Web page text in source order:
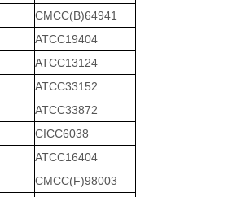
CMCC(B)64941
ATCC19404
ATCC13124
ATCC33152
ATCC33872
CICC6038
ATCC16404
CMCC(F)98003